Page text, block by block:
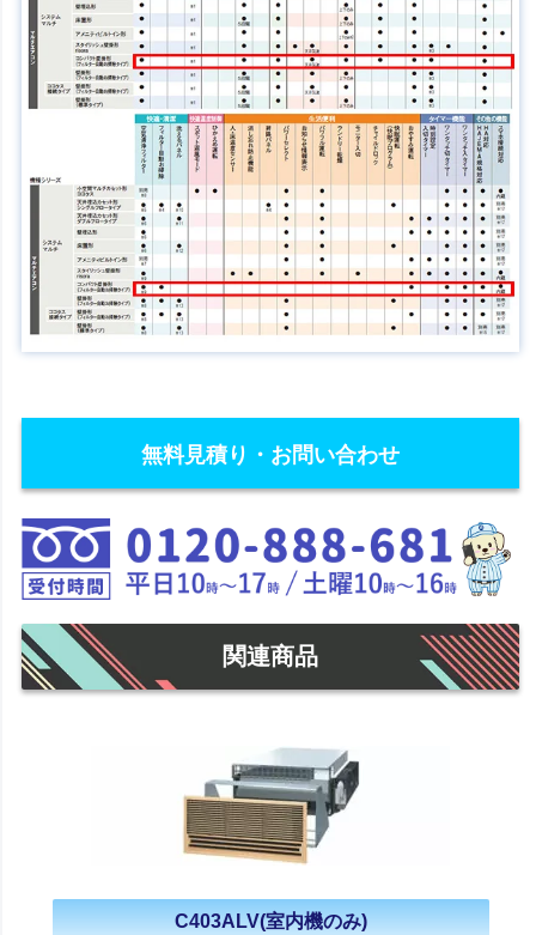
無料見積り・お問い合わせ
関連商品
C403ALV(室内機のみ)